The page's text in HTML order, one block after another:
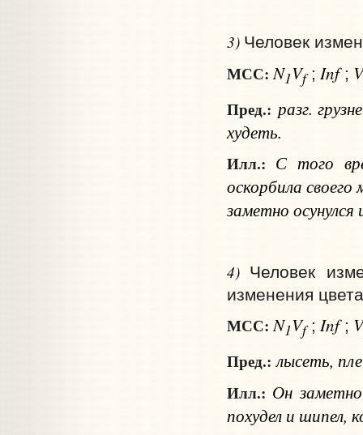
3) Человек
МСС: N1Vf; Inf; V
Пред.: разг.
худеть.
Илл.: С того
оскорбила
заметно осунулся
4) Человек
изменения
МСС: N1Vf; Inf; V
Пред.: лысеть,
Илл.: Он
похудел и шипел,